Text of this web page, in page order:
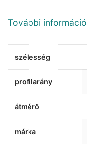
További
szélesség
profilarány
átmérő
márka